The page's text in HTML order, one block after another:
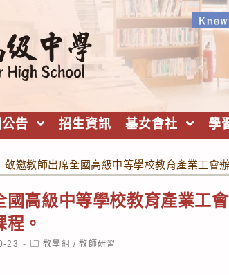
告 招生資訊 基女會社 學
敬邀教師出席全國高級中等學校教育產業工會
國高級中等學校教育產業工
。
23
Post
category:
教學組 / 教師研習